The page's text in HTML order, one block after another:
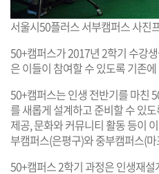
서울시50플러스 서부캠퍼스 사진
50+캠퍼스가 2017년 2학기 수강
은 이들이 참여할 수 있도록 기존
50+캠퍼스는 인생 전반기를 마친
를 새롭게 설계하고 준비할 수 있
제공, 문화와 커뮤니티 활동 등이
부캠퍼스(은평구)와 중부캠퍼스(
50+캠퍼스 2학기 과정은 인생재